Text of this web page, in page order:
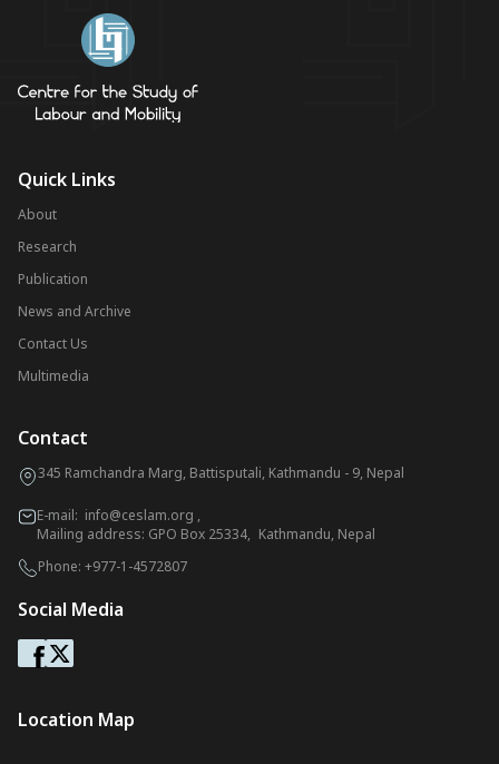
Quick Links
About
Research
Publication
News and Archive
Contact Us
Multimedia
Contact
345 Ramchandra Marg, Battisputali, Kathmandu - 9, Nepal
E-mail: info@ceslam.org ,
Mailing address: GPO Box 25334, Kathmandu, Nepal
Phone: +977-1-4572807
Social Media
Location Map